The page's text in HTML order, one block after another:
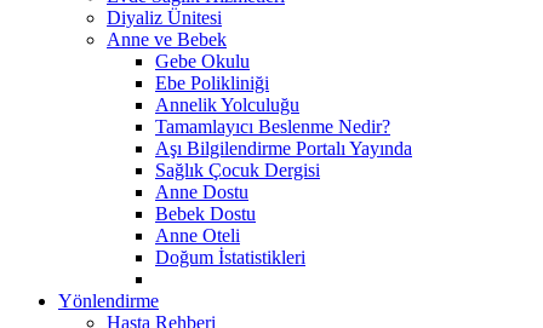
Diyaliz Ünitesi
Anne ve Bebek
Gebe Okulu
Ebe Polikliniği
Annelik Yolculuğu
Tamamlayıcı Beslenme Nedir?
Aşı Bilgilendirme Portalı Yayında
Sağlık Çocuk Dergisi
Anne Dostu
Bebek Dostu
Anne Oteli
Doğum İstatistikleri
Yönlendirme
Hasta Rehberi